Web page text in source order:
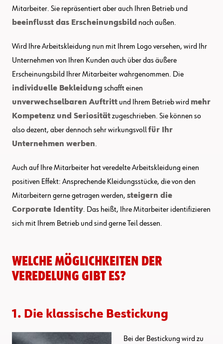
Mitarbeiter. Sie repräsentiert aber auch Ihren Betrieb und
beeinflusst das Erscheinungsbild nach außen.
Wird Ihre Arbeitskleidung nun mit Ihrem Logo versehen, wird Ihr
Unternehmen von Ihren Kunden auch über das äußere
Erscheinungsbild Ihrer Mitarbeiter wahrgenommen. Die
individuelle Bekleidung schafft einen
unverwechselbaren Auftritt und Ihrem Betrieb wird mehr
Kompetenz und Seriositätzugeschrieben. Sie können so
also dezent, aber dennoch sehr wirkungsvollfür Ihr
Unternehmen werben.
Auch auf Ihre Mitarbeiter hat veredelte Arbeitskleidung einen
positiven Effekt: Ansprechende Kleidungsstücke, die von den
Mitarbeitern gerne getragen werden, steigern die
Corporate Identity. Das heißt, Ihre Mitarbeiter identifizieren
sich mit Ihrem Betrieb und sind gerne Teil dessen.
Welche Möglichkeiten der
Veredelung gibt es?
1. Die klassische Bestickung
Bei der Bestickung wird zu